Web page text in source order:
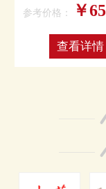
参考价格： ￥65
查看详情